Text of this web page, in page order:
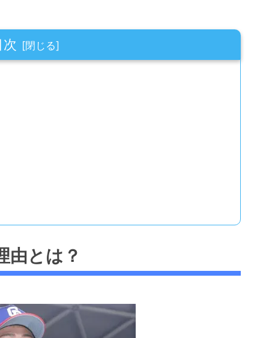
次
由とは？